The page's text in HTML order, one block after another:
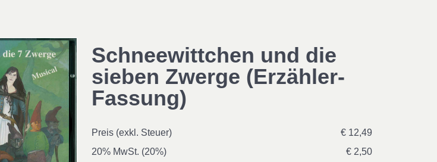
Schneewittchen und die
sieben Zwerge (Erzähler-
Fassung)
Preis (exkl. Steuer)
€ 12,49
20% MwSt. (20%)
€ 2,50